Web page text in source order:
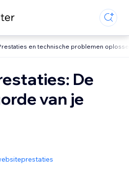
en technische problemen
De
van je